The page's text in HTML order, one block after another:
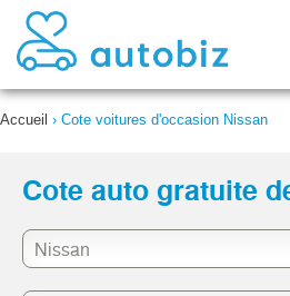
Accueil › Cote voitures d'occasion Nissan
Cote auto gratuite